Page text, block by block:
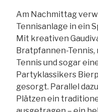
Am Nachmittag
Tennisanlage in ein
Mit kreativen
Bratpfannen-
Tennis und sogar
Partyklassikers
gesorgt. Parallel
Plätzen ein